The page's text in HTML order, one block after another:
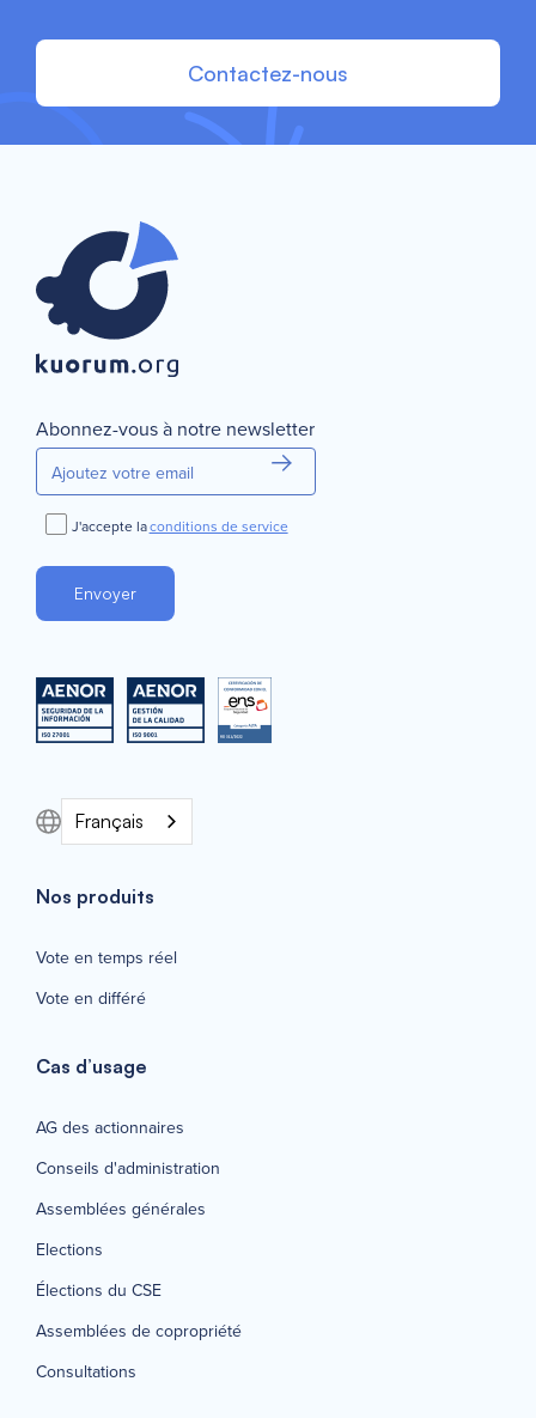
Contactez-nous
Abonnez-vous à notre newsletter
J'accepte laconditions de service
Français
Nos produits
Vote en temps réel
Vote en différé
Cas d’usage
AG des actionnaires
Conseils d'administration
Assemblées générales
Elections
Élections du CSE
Assemblées de copropriété
Consultations